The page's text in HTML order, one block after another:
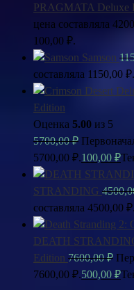
PRAGMATA Deluxe
цена составляла
100,00 ₽.
Samson
составляла 1150,00 ₽.
Edition
Оценка 5.00 из 5
5700,00₽
5700,00 ₽.100,00 ₽
STRANDING
составляла 4500,00 ₽.
DEATH
Edition 7600,00₽
7600,00 ₽.500,00 ₽